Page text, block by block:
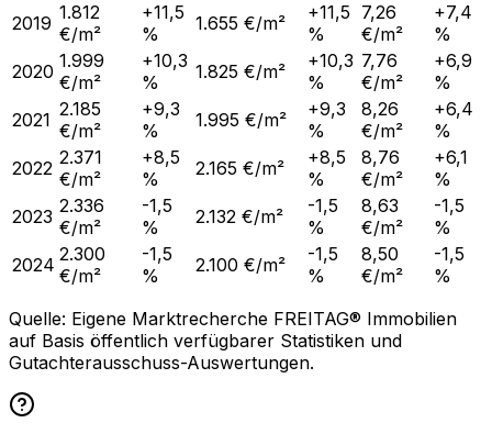
2019 1.812
€/m²
+11,5
%
1.655 €/m²
+11,5
%
7,26
€/m²
+7,4
%
2020 1.999
€/m²
+10,3
%
1.825 €/m²
+10,3
%
7,76
€/m²
+6,9
%
2021 2.185
€/m²
+9,3
%
1.995 €/m²
+9,3
%
8,26
€/m²
+6,4
%
2022 2.371
€/m²
+8,5
%
2.165 €/m²
+8,5
%
8,76
€/m²
+6,1
%
2023 2.336
€/m²
-1,5
%
2.132 €/m²
-1,5
%
8,63
€/m²
-1,5
%
2024 2.300
€/m²
-1,5
%
2.100 €/m²
-1,5
%
8,50
€/m²
-1,5
%
Quelle: Eigene Marktrecherche FREITAG® Immobilien
auf Basis öffentlich verfügbarer Statistiken und
Gutachterausschuss-Auswertungen.